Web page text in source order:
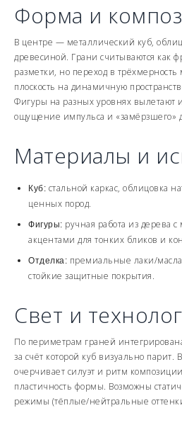
Форма и
В центре — металлический куб,
древесиной. Грани считываются как
разметки, но переход в
плоскость на динамичную
Фигуры на разных уровнях вылетают
ощущение импульса и «замёрзшего»
Материалы и
Куб: стальной каркас, облицовка
ценных пород.
Фигуры: ручная работа из дерева
акцентами для тонких бликов и
Отделка: премиальные лаки/
стойкие защитные покрытия.
Свет и
По периметрам граней
за счёт которой куб визуально
очерчивает силуэт и ритм
пластичность формы. Возможны
режимы (тёплые/нейтральные